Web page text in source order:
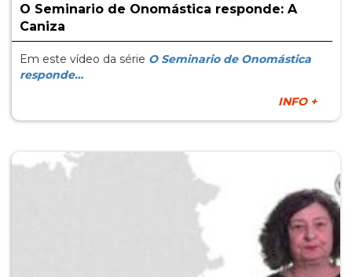
O Seminario de Onomástica responde: A
Caniza
Em este vídeo da série O Seminario de Onomástica
responde…
INFO +